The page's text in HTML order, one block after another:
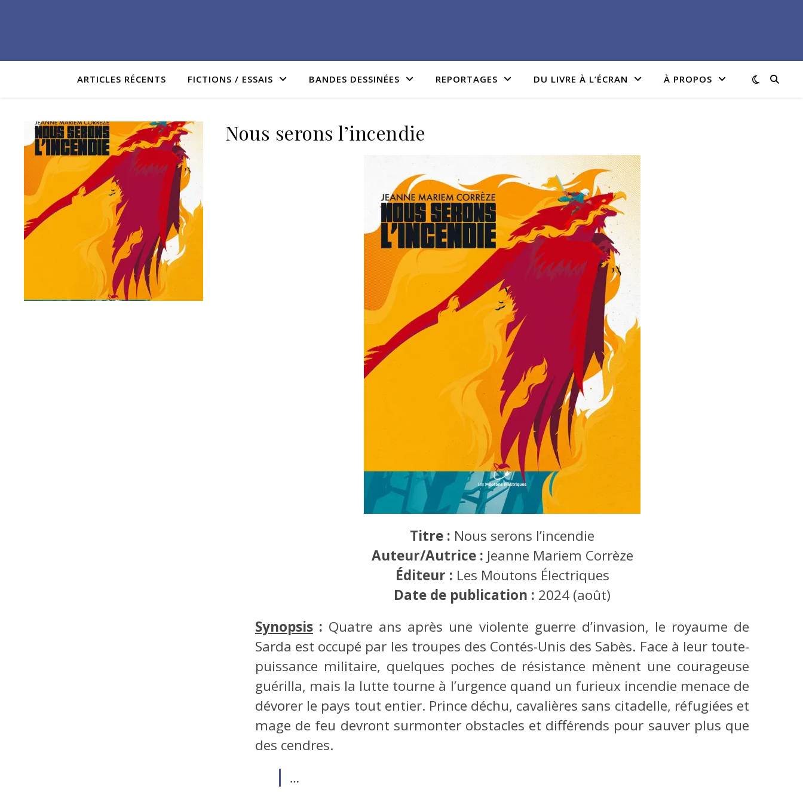
ARTICLES RÉCENTS FICTIONS / ESSAIS BANDES DESSINÉES REPORTAGES DU LIVRE À L’ÉCRAN À PROPOS
Nous serons l’incendie
Titre : Nous serons l’incendie
Auteur/Autrice : Jeanne Mariem Corrèze
Éditeur : Les Moutons Électriques
Date de publication : 2024 (août)
Synopsis : Quatre ans après une violente guerre d’invasion, le royaume de
Sarda est occupé par les troupes des Contés-Unis des Sabès. Face à leur toute-
puissance militaire, quelques poches de résistance mènent une courageuse
guérilla, mais la lutte tourne à l’urgence quand un furieux incendie menace de
dévorer le pays tout entier. Prince déchu, cavalières sans citadelle, réfugiées et
mage de feu devront surmonter obstacles et différends pour sauver plus que
des cendres.
…